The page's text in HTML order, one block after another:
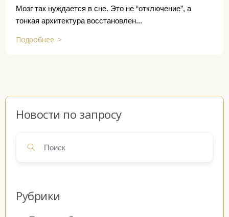
Мозг так нуждается в сне. Это не “отключение”, а
тонкая архитектура восстановлен...
Подробнее >
Новости по запросу
Рубрики